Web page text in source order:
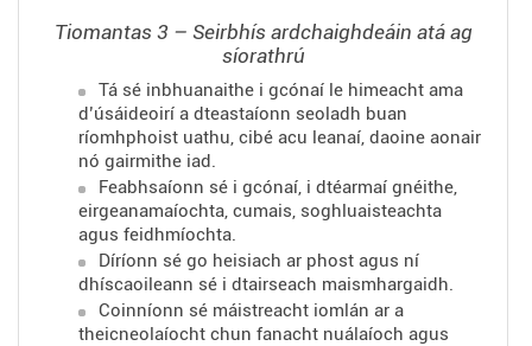
Tiomantas 3 – Seirbhís ardchaighdeáin atá ag
síorathrú
Tá sé inbhuanaithe i gcónaí le himeacht ama
d’úsáideoirí a dteastaíonn seoladh buan
ríomhphoist uathu, cibé acu leanaí, daoine aonair
nó gairmithe iad.
Feabhsaíonn sé i gcónaí, i dtéarmaí gnéithe,
eirgeanamaíochta, cumais, soghluaisteachta
agus feidhmíochta.
Díríonn sé go heisiach ar phost agus ní
dhíscaoileann sé i dtairseach maismhargaidh.
Coinníonn sé máistreacht iomlán ar a
theicneolaíocht chun fanacht nuálaíoch agus